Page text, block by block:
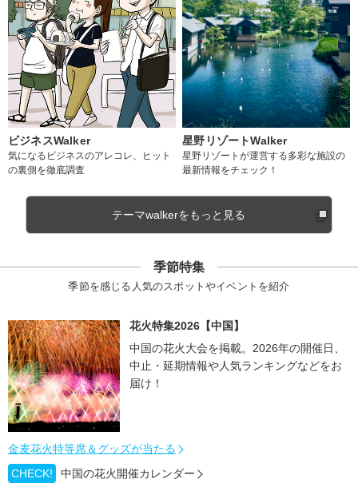
ビジネスWalker
気になるビジネスのアレコレ、ヒット
の裏側を徹底調査
星野リゾートWalker
星野リゾートが運営する多彩な施設の
最新情報をチェック！
テーマwalkerをもっと見る
季節特集
季節を感じる人気のスポットやイベントを紹介
花火特集2026【中国】
中国の花火大会を掲載。2026年の開催日、
中止・延期情報や人気ランキングなどをお
届け！
金麦花火特等席＆グッズが当たる
CHECK!
中国の花火開催カレンダー